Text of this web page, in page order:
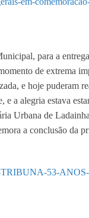
para a
de extrema
e hoje puderam
a alegria estava
Urbana de
a conclusão da
TRIBUNA-53-